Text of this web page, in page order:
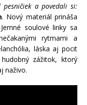
a povedali si:
. Nový materiál prináša
soulové linky sa
rytmami a
láska aj pocit
zážitok, ktorý
naživo.